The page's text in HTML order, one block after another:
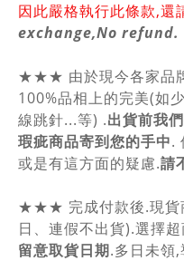
因此嚴格執行此條款,還
exchange,No refund.
★★★ 由於現今各家品
100%品相上的完美(如
線跳針...等) .出貨前我
瑕疵商品寄到您的手中.
或是有這方面的疑慮.請
★★★ 完成付款後.現貨
日、連假不出貨).選擇
留意取貨日期.多日未領